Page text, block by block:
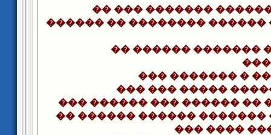
�� ��� �������
������ �� �������� ������
�� ������ �������
��� ������� �
��� ��� �����
��� ������ ��� ������ ��
�� ������ ������ �������
��� ����